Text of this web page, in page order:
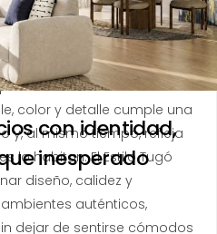
con identidad,
inesperado
intención y un
con personalidad no se
rígida ni reuniendo
combinan entre sí. Se
color y detalle cumple una
y, al mismo tiempo, refleja
lo habitan. El Estilo Tugó
diseño, calidez y
auténticos,
dejar de sentirse cómodos